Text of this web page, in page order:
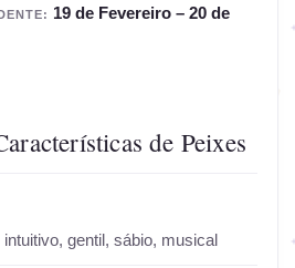
19 de Fevereiro – 20 de
de Peixes
gentil, sábio, musical